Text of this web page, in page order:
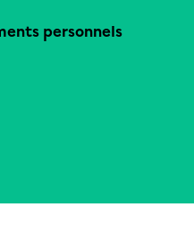
personnels